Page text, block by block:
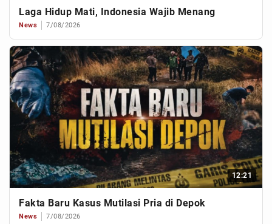
Laga Hidup Mati, Indonesia Wajib Menang
News 7/08/2026
12:21
Fakta Baru Kasus Mutilasi Pria di Depok
News 7/08/2026